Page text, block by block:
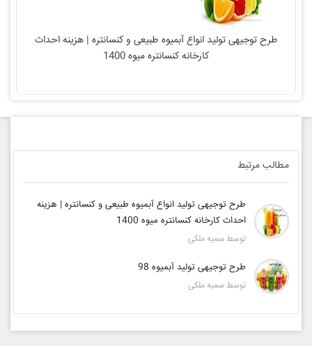
طرح توجیهی تولید انواع آبمیوه طبیعی و کنسانتره | هزینه احداث
کارخانه کنسانتره میوه 1400
مطالب مرتبط
طرح توجیهی تولید انواع آبمیوه طبیعی و کنسانتره | هزینه
احداث کارخانه کنسانتره میوه 1400
توسط سمیه ملکی
طرح توجیهی تولید آبمیوه 98
توسط سمیه ملکی